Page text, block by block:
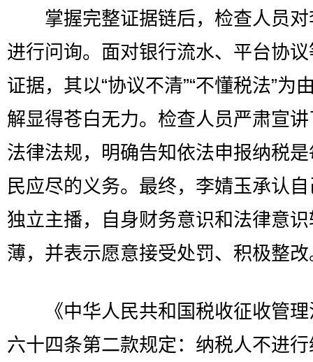
掌握完整证据链后，检查人员对
进行问询。面对银行流水、平台协
证据，其以“协议不清”“不懂税法”为
解显得苍白无力。检查人员严肃宣
法律法规，明确告知依法申报纳税
民应尽的义务。最终，李婧玉承认
独立主播，自身财务意识和法律意
薄，并表示愿意接受处罚、积极整改
《中华人民共和国税收征收管理
六十四条第二款规定：纳税人不进